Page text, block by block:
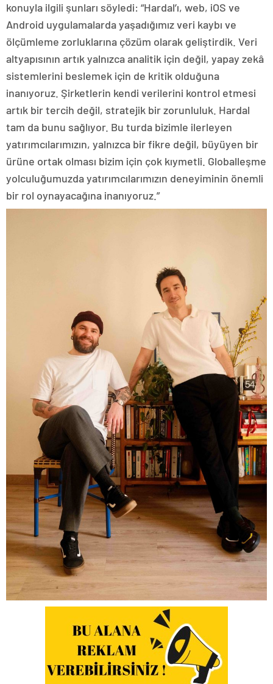
konuyla ilgili şunları söyledi: “Hardal’ı, web, iOS ve
Android uygulamalarda yaşadığımız veri kaybı ve
ölçümleme zorluklarına çözüm olarak geliştirdik. Veri
altyapısının artık yalnızca analitik için değil, yapay zekâ
sistemlerini beslemek için de kritik olduğuna
inanıyoruz. Şirketlerin kendi verilerini kontrol etmesi
artık bir tercih değil, stratejik bir zorunluluk. Hardal
tam da bunu sağlıyor. Bu turda bizimle ilerleyen
yatırımcılarımızın, yalnızca bir fikre değil, büyüyen bir
ürüne ortak olması bizim için çok kıymetli. Globalleşme
yolculuğumuzda yatırımcılarımızın deneyiminin önemli
bir rol oynayacağına inanıyoruz.”